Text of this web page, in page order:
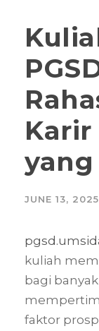
JUNE 13, 2025
kuliah
bagi
faktor